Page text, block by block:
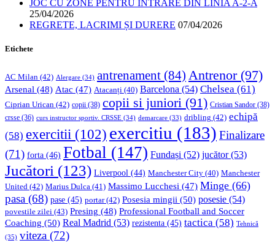
JOC CU ZONE PENTRU INTRARE DIN LINIA A-2-A
25/04/2026
REGRETE, LACRIMI ȘI DURERE 07/04/2026
Etichete
AC Milan (42) Alergare (34) antrenament (84) Antrenor(97)
Arsenal (48) Atac (47) Atacanți (40) Barcelona (54) Chelsea (61)
Ciprian Urican (42) copii (38) copii si juniori (91) Cristian Sandor (38)
crsse (36) curs instructor sportiv. CRSSE (34) demarcare (33) dribling (42) echipă
(58) exercitii (102) exercitiu (183) Finalizare
(71) forta (46) Fotbal (147) Fundași (52) jucător(53)
Jucători (123) Liverpool (44) Manchester City (40) Manchester
United (42) Marius Dulca (41) Massimo Lucchesi (47) Minge (66)
pasa (68) pase (45) portar(42) Posesia mingii (50) posesie (54)
povestile zilei (43) Presing (48) Professional Football and Soccer
Coaching (50) Real Madrid (53) rezistenta (45) tactica (58) Tehnică
(35) viteza (72)